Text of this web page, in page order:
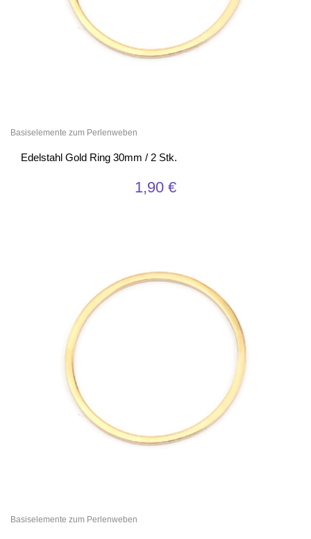
Basiselemente zum Perlenweben
Edelstahl Gold Ring 30mm / 2 Stk.
1,90 €
Basiselemente zum Perlenweben